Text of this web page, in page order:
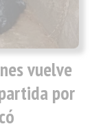
vuelve
por